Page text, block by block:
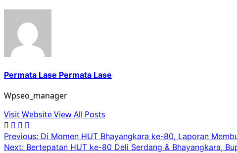
Permata Lase Permata Lase
Wpseo_manager
Visit WebsiteView All Posts
Previous: Di Momen HUT Bhayangkara ke-80, Laporan
Next: Bertepatan HUT ke-80 Deli Serdang & Bhayangkara,